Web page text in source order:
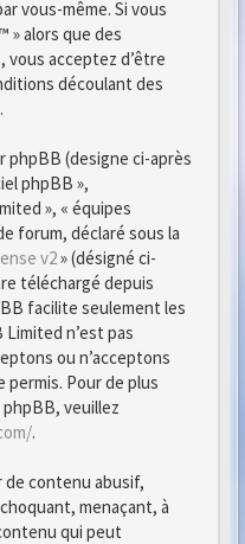
vous-même. Si vous
» alors que des
acceptez d’être
découlant des
phpBB (designe ci-après
phpBB »,
», « équipes
forum, déclaré sous la
v2» (désigné ci-
téléchargé depuis
facilite seulement les
n’est pas
ou n’acceptons
Pour de plus
veuillez
.
de contenu abusif,
menaçant, à
qui peut